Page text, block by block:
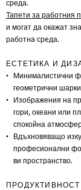
среда.
Тапети за работния
и могат да окажат
работна среда.
ЕСТЕТИКА И
Минималистични
геометрични
Изображения на
гори, океани или
спокойна
Вдъхновяващо
професионални
ви пространство.